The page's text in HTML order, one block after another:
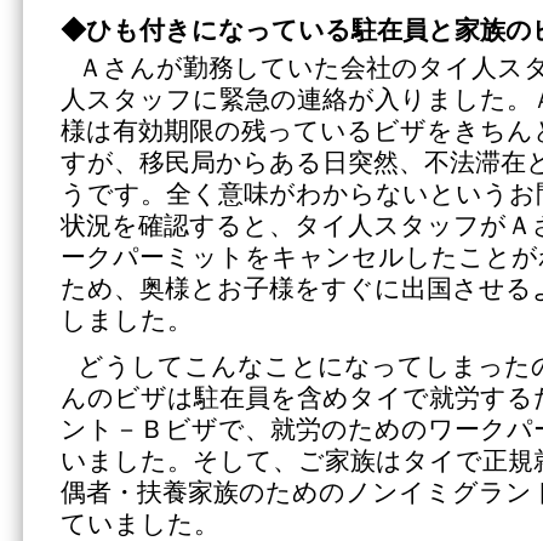
◆ひも付きになっている駐在員と家族の
Ａさんが勤務していた会社のタイ人ス
人スタッフに緊急の連絡が入りました
様は有効期限の残っているビザをきち
すが、移民局からある日突然、不法滞在
うです。全く意味がわからないという
状況を確認すると、タイ人スタッフが
ークパーミットをキャンセルしたこと
ため、奥様とお子様をすぐに出国させ
しました。
どうしてこんなことになってしまった
んのビザは駐在員を含めタイで就労す
ント－Ｂビザで、就労のためのワーク
いました。そして、ご家族はタイで正規
偶者・扶養家族のためのノンイミグラン
ていました。